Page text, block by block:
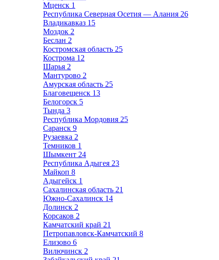
Мценск 1
Республика Северная Осетия — Алания 26
Владикавказ 15
Моздок 2
Беслан 2
Костромская область 25
Кострома 12
Шарья 2
Мантурово 2
Амурская область 25
Благовещенск 13
Белогорск 5
Тында 3
Республика Мордовия 25
Саранск 9
Рузаевка 2
Темников 1
Шымкент 24
Республика Адыгея 23
Майкоп 8
Адыгейск 1
Сахалинская область 21
Южно-Сахалинск 14
Долинск 2
Корсаков 2
Камчатский край 21
Петропавловск-Камчатский 8
Елизово 6
Вилючинск 2